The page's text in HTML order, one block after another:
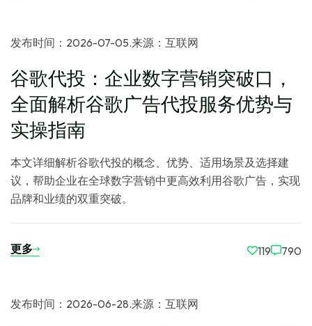
发布时间：2026-07-05.来源：互联网
谷歌代投：企业数字营销突破口，
全面解析谷歌广告代投服务优势与
实操指南
本文详细解析谷歌代投的概念、优势、适用场景及选择建
议，帮助企业在全球数字营销中更高效利用谷歌广告，实现
品牌和业绩的双重突破。
更多 119 790
发布时间：2026-06-28.来源：互联网